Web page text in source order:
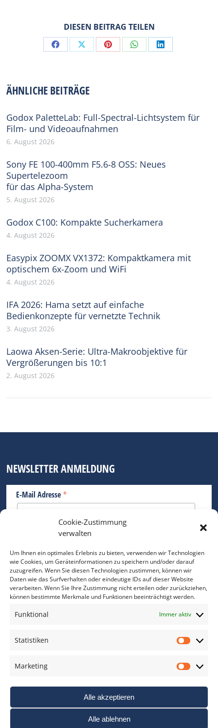
Cookie-Zustimmung
verwalten
Um Ihnen ein optimales Erlebnis zu bieten, verwenden wir Technologien
wie Cookies, um Geräteinformationen zu speichern und/oder darauf
zuzugreifen. Wenn Sie diesen Technologien zustimmen, können wir
Daten wie das Surfverhalten oder eindeutige IDs auf dieser Website
verarbeiten. Wenn Sie Ihre Zustimmung nicht erteilen oder zurückziehen,
können bestimmte Merkmale und Funktionen beeinträchtigt werden.
Funktional Immer aktiv
Statistiken
Marketing
Alle akzeptieren
Alle ablehnen
DIESEN BEITRAG TEILEN
Share Share Share Share Share
ÄHNLICHE BEITRÄGE
Godox PaletteLab: Full-Spectral-Lichtsystem für
Film- und Videoaufnahmen
6. August 2026
Sony FE 100-400mm F5.6-8 OSS: Neues
Supertelezoom
für das Alpha-System
5. August 2026
Godox C100: Kompakte Sucherkamera
4. August 2026
Easypix ZOOMX VX1372: Kompaktkamera mit
optischem 6x-Zoom und WiFi
4. August 2026
IFA 2026: Hama setzt auf einfache
Bedienkonzepte für vernetzte Technik
3. August 2026
Laowa Aksen-Serie: Ultra-Makroobjektive für
Vergrößerungen bis 10:1
2. August 2026
NEWSLETTER ANMELDUNG
E-Mail Adresse *
Bitte geben Sie Ihre E-Mail Adresse ein.
*